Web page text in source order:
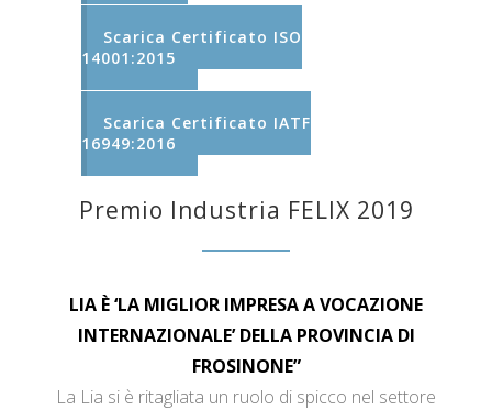
Scarica Certificato ISO
14001:2015
Scarica Certificato IATF
16949:2016
Premio Industria FELIX 2019
LIA È ‘LA MIGLIOR IMPRESA A VOCAZIONE
INTERNAZIONALE’ DELLA PROVINCIA DI
FROSINONE”
La Lia si è ritagliata un ruolo di spicco nel settore